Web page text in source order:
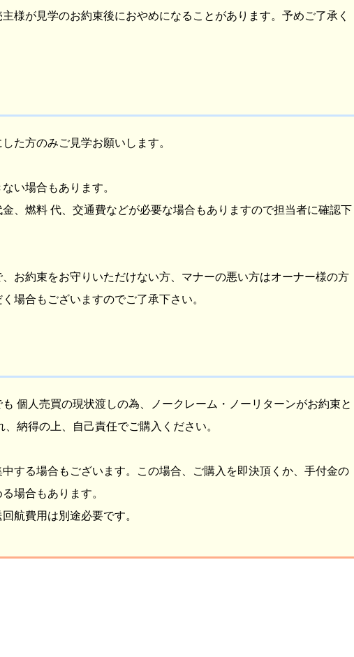
様が見学のお約束後におやめになることがあります。予めご了承く
た方のみご見学お願いします。
い場合もあります。
、燃料 代、交通費などが必要な場合もありますので担当者に確認下
お約束をお守りいただけない方、マナーの悪い方はオーナー様の方
場合もございますのでご了承下さい。
個人売買の現状渡しの為、ノークレーム・ノーリターンがお約束と
納得の上、自己責任でご購入ください。
する場合もございます。この場合、ご購入を即決頂くか、手付金の
場合もあります。
航費用は別途必要です。